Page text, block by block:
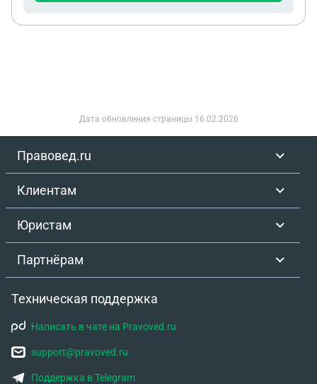
Дата обновления страницы 16.02.2026
Правовед.ru
Клиентам
Юристам
Партнёрам
Техническая поддержка
Написать в чате на Pravoved.ru
support@pravoved.ru
Поддержка в Telegram